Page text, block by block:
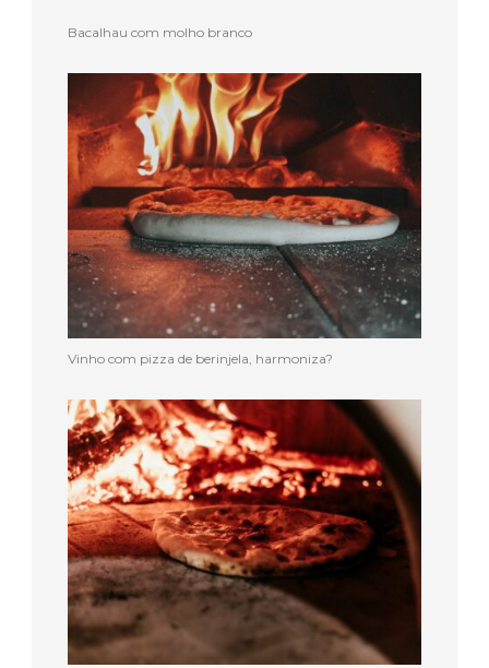
Bacalhau com molho branco
Vinho com pizza de berinjela, harmoniza?